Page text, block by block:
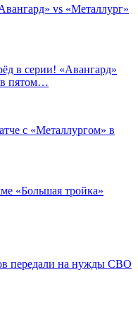
vs «Металлург»
в серии! «Авангард»
в пятом…
с «Металлургом» в
«Большая тройка»
передали на нужды СВО